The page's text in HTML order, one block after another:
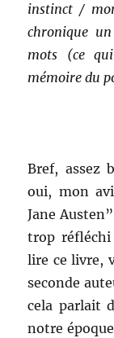
instinct /
chronique
mots (ce
mémoire du
Bref, assez
oui, mon
Jane
trop
lire ce livre,
seconde
cela parlait
notre